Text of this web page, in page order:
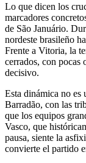
Lo que dicen los
marcadores
de São Januário.
nordeste brasileño
Frente a Vitoria, la
cerrados, con pocas
decisivo.
Esta dinámica no es
Barradão, con las
que los equipos
Vasco, que
pausa, siente la
convierte el partido